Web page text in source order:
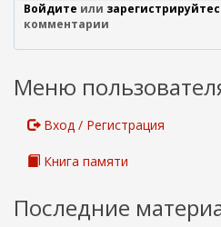
Войдите или
комментарии
Меню
Вход / Регистрация
Книга памяти
Последние